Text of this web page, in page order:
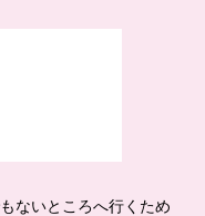
ないところへ行くため